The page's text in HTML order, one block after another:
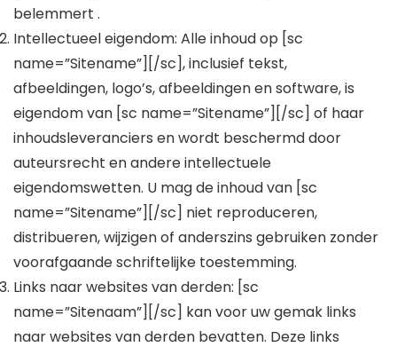
belemmert .
Intellectueel eigendom: Alle inhoud op [sc
name=”Sitename”][/sc], inclusief tekst,
afbeeldingen, logo’s, afbeeldingen en software, is
eigendom van [sc name=”Sitename”][/sc] of haar
inhoudsleveranciers en wordt beschermd door
auteursrecht en andere intellectuele
eigendomswetten. U mag de inhoud van [sc
name=”Sitename”][/sc] niet reproduceren,
distribueren, wijzigen of anderszins gebruiken zonder
voorafgaande schriftelijke toestemming.
Links naar websites van derden: [sc
name=”Sitenaam”][/sc] kan voor uw gemak links
naar websites van derden bevatten. Deze links